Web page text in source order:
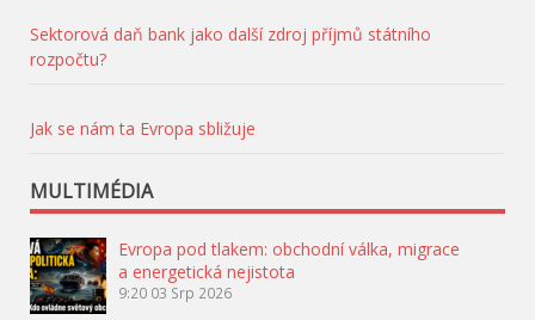
Sektorová daň bank jako další zdroj příjmů státního
rozpočtu?
Jak se nám ta Evropa sbližuje
MULTIMÉDIA
Evropa pod tlakem: obchodní válka, migrace
a energetická nejistota
9:20 03 Srp 2026